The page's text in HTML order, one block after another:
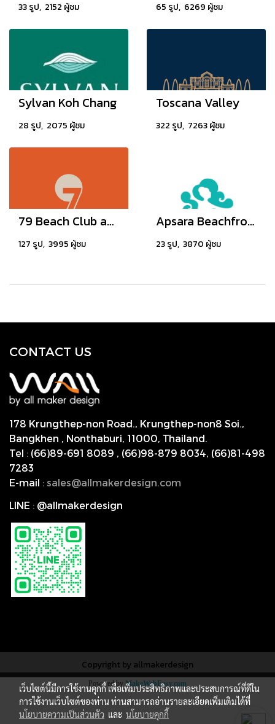
33 รูป, 2152 ผู้ชม 65 รูป, 6269 ผู้ชม
Sylvan Koh Chang
28 รูป, 2075 ผู้ชม
Toscana Valley
322 รูป, 7263 ผู้ชม
79 Beach Club and Resort Samui
127 รูป, 3995 ผู้ชม
Apsara Beachfront Resort & Villa
23 รูป, 3870 ผู้ชม
CONTACT US
178 Krungthep-non Road., Krungthep-non8 Soi.,
Bangkhen , Nonthaburi, 11000, Thailand.
Tel : (66)89-691 8089 , (66)98-879 8034, (66)81-498
7283
E-mail : sales@allmakerdesign.com
LINE : @allmakerdesign
Copyright by allmakerdesign
Powered by MakeWebEasy.com
เว็บไซต์นี้มีการใช้งานคุกกี้ เพื่อเพิ่มประสิทธิภาพและประสบการณ์ที่ดีใน
การใช้งานเว็บไซต์ของท่าน ท่านสามารถอ่านรายละเอียดเพิ่มเติมได้ที่
นโยบายความเป็นส่วนตัว และ นโยบายคุกกี้